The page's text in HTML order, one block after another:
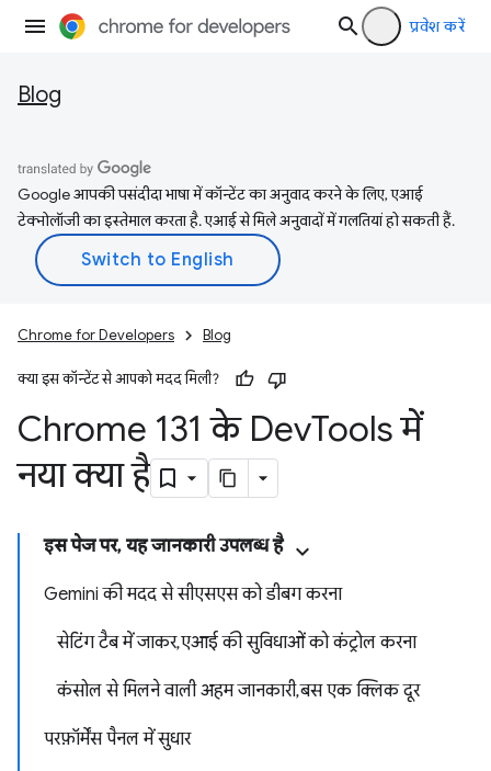
प्रवेश करें
Blog
Google आपकी पसंदीदा भाषा में कॉन्टेंट का अनुवाद करने के लिए, एआई
टेक्नोलॉजी का इस्तेमाल करता है. एआई से मिले अनुवादों में गलतियां हो सकती हैं.
Chrome for Developers Blog
क्या इस कॉन्टेंट से आपको मदद मिली?
Chrome 131 के DevTools में
नया क्या है
इस पेज पर, यह जानकारी उपलब्ध है
Gemini की मदद से सीएसएस को डीबग करना
सेटिंग टैब में जाकर, एआई की सुविधाओं को कंट्रोल करना
कंसोल से मिलने वाली अहम जानकारी, बस एक क्लिक दूर
परफ़ॉर्मेंस पैनल में सुधार